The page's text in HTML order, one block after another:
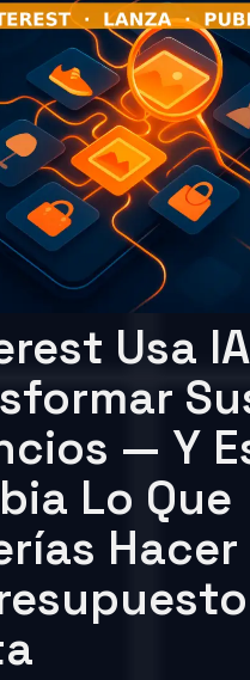
Usa
— Y
Lo Que
Hacer